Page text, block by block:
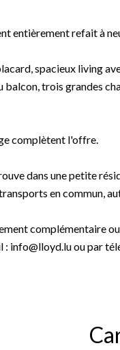
entièrement refait à
spacieux living
balcon, trois grandes
complètent l'offre.
dans une petite
en commun,
complémentaire
info@lloyd.lu ou par